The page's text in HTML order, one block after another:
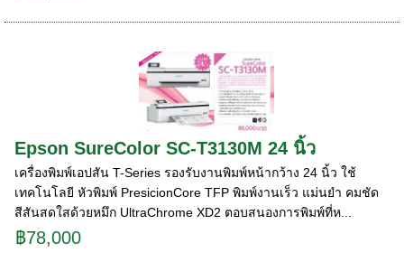
Epson SureColor SC-T3130M 24 นิ้ว
เครื่องพิมพ์เอปสัน T-Series รองรับงานพิมพ์หน้ากว้าง 24 นิ้ว ใช้
เทคโนโลยี หัวพิมพ์ PresicionCore TFP พิมพ์งานเร็ว แม่นยํา คมชัด
สีสันสดใสด้วยหมึก UltraChrome XD2 ตอบสนองการพิมพ์ที่ห...
฿78,000